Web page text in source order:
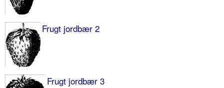
Frugt jordbær 2
Frugt jordbær 3